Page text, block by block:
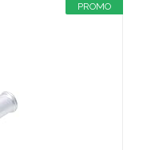
PROMO